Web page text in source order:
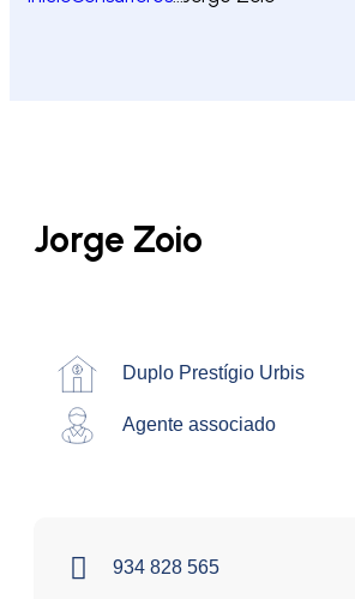
Jorge Zoio
Duplo Prestígio Urbis
Agente associado
934 828 565